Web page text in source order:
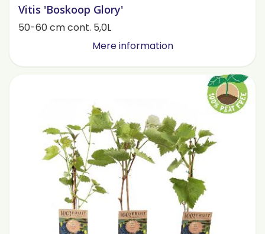
Vitis 'Boskoop Glory'
50-60 cm cont. 5,0L
Mere information